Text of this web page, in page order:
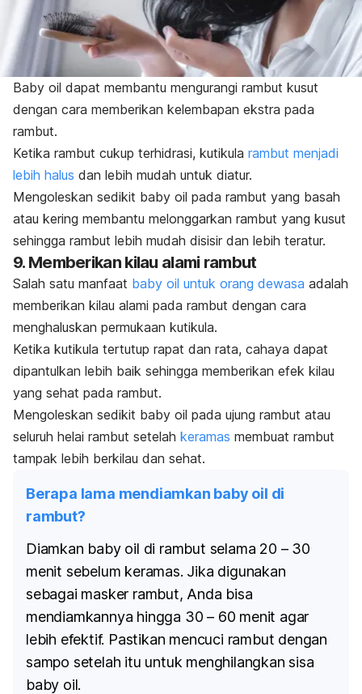
Baby oil dapat membantu mengurangi rambut kusut
dengan cara memberikan kelembapan ekstra pada
rambut.
Ketika rambut cukup terhidrasi, kutikula rambut menjadi
lebih halus dan lebih mudah untuk diatur.
Mengoleskan sedikit baby oil pada rambut yang basah
atau kering membantu melonggarkan rambut yang kusut
sehingga rambut lebih mudah disisir dan lebih teratur.
9. Memberikan kilau alami rambut
Salah satu manfaat baby oil untuk orang dewasa adalah
memberikan kilau alami pada rambut dengan cara
menghaluskan permukaan kutikula.
Ketika kutikula tertutup rapat dan rata, cahaya dapat
dipantulkan lebih baik sehingga memberikan efek kilau
yang sehat pada rambut.
Mengoleskan sedikit baby oil pada ujung rambut atau
seluruh helai rambut setelah keramas membuat rambut
tampak lebih berkilau dan sehat.
Berapa lama mendiamkan baby oil di
rambut?
Diamkan baby oil di rambut selama 20 – 30
menit sebelum keramas. Jika digunakan
sebagai masker rambut, Anda bisa
mendiamkannya hingga 30 – 60 menit agar
lebih efektif. Pastikan mencuci rambut dengan
sampo setelah itu untuk menghilangkan sisa
baby oil.